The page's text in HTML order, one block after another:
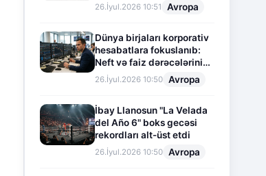
26.İyul.2026 10:51 Avropa
Dünya birjaları korporativ
hesabatlara fokuslanıb:
Neft və faiz dərəcələrinin
təsiri altında cari vəziyyət
26.İyul.2026 10:50 Avropa
İbay Llanosun "La Velada
del Año 6" boks gecəsi
rekordları alt-üst etdi
26.İyul.2026 10:50 Avropa